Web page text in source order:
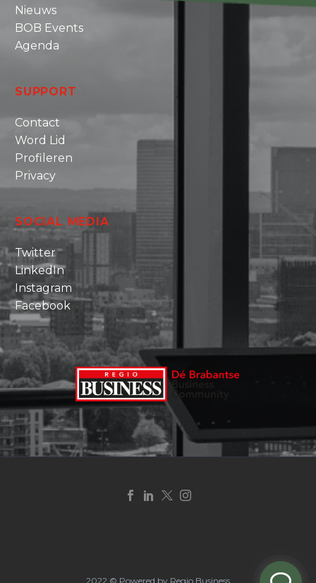
Nieuws
BOB Events
Agenda
SUPPORT
Contact
Word Lid
Profileren
Privacy
SOCIAL MEDIA
Twitter
LinkedIn
Instagram
Facebook
2022 © Powered by Regio Business